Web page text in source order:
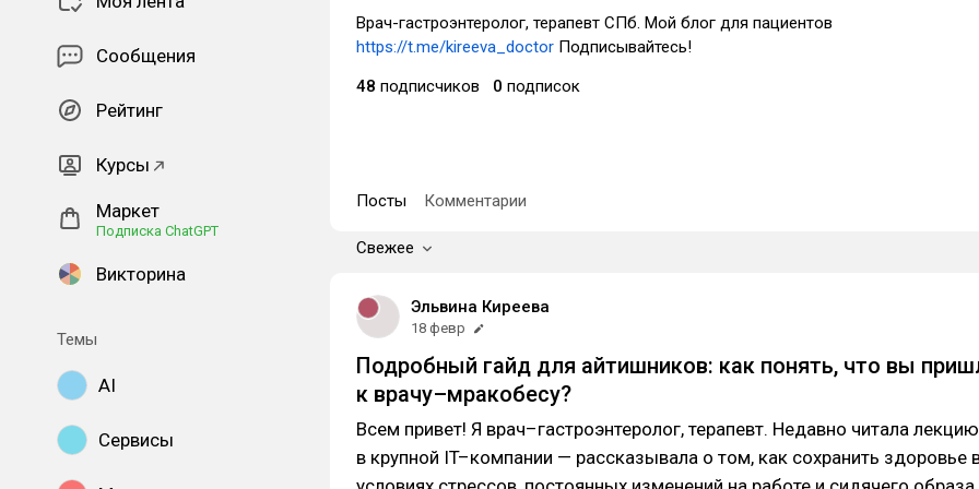
Сообщения
Рейтинг
Курсы
Маркет
Подписка ChatGPT
Викторина
Темы
AI
Сервисы
Врач-гастроэнтеролог, терапевт СПб. Мой блог для пациентов
https://t.me/kireeva_doctor Подписывайтесь!
48 подписчиков 0 подписок
Посты Комментарии
Свежее
Эльвина Киреева
18 февр
Подробный гайд для айтишников: как понять, что вы
к врачу–мракобесу?
Всем привет! Я врач–гастроэнтеролог, терапевт. Недавно читала лекцию
в крупной IT–компании — рассказывала о том, как сохранить здоровье